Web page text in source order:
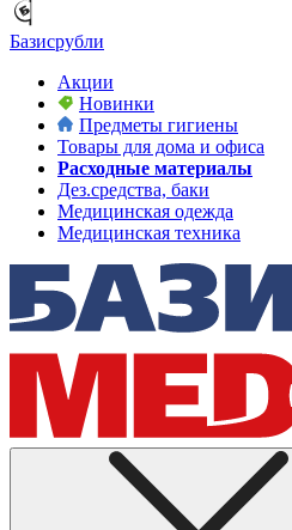
Базисрубли
Акции
Новинки
Предметы гигиены
Товары для дома и офиса
Расходные материалы
Дез.средства, баки
Медицинская одежда
Медицинская техника